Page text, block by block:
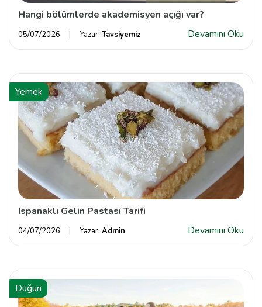
Hangi bölümlerde akademisyen açığı var?
05/07/2026 Yazar: Tavsiyemiz Devamını Oku
Yemek
Ispanaklı Gelin Pastası Tarifi
04/07/2026 Yazar: Admin Devamını Oku
Düğün